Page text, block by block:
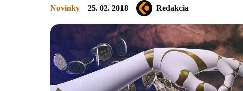
Novinky 25. 02. 2018 Redakcia